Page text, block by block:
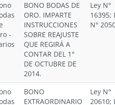
-
BONO BODAS DE
ORO. IMPARTE
INSTRUCCIONES
SOBRE REAJUSTE
QUE REGIRÁ A
CONTAR DEL 1°
DE OCTUBRE DE
2014.
Ley N°
16395;
N°
BONO
EXTRAORDINARIO
Ley N°
20610;